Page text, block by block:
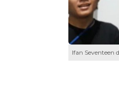
Ifan Seventeen